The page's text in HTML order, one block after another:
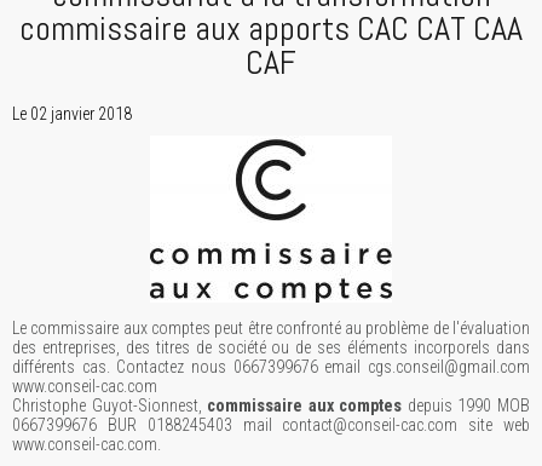
commissaire aux apports CAC CAT CAA
CAF
Le 02 janvier 2018
Le commissaire aux comptes peut être confronté au problème de l'évaluation
des entreprises, des titres de société ou de ses éléments incorporels dans
différents cas. Contactez nous 0667399676 email cgs.conseil@gmail.com
www.conseil-cac.com
Christophe Guyot-Sionnest, commissaire aux comptes depuis 1990 MOB
0667399676 BUR 0188245403 mail contact@conseil-cac.com site web
www.conseil-cac.com.